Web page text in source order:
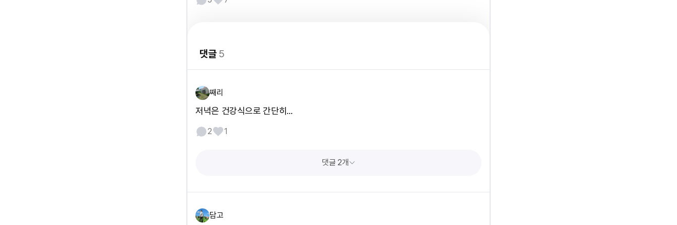
댓글5
째리
저녁은 건강식으로 간단히...
2 1
댓글 2개
담고